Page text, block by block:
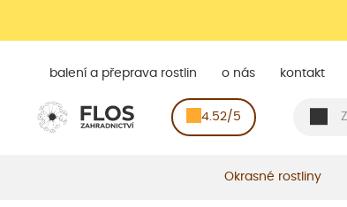
balení a přeprava rostlin o nás kontakt
4.52/5
Okrasné rostliny